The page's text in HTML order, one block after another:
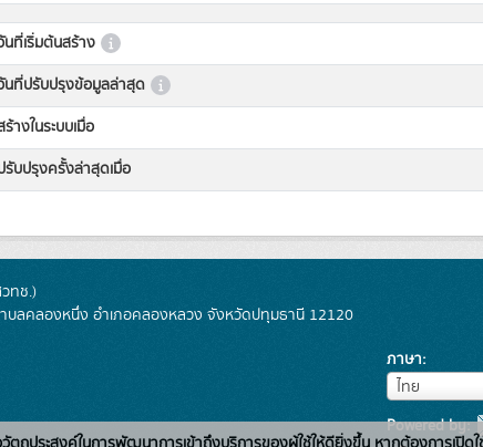
นที่เริ่มต้นสร้าง
นที่ปรับปรุงข้อมูลล่าสุด
ร้างในระบบเมื่อ
รับปรุงครั้งล่าสุดเมื่อ
ทช.)
บลคลองหนึ่ง อำเภอคลองหลวง จังหวัดปทุมธานี 12120
ภาษา
ไทย
ภาษา
Powered by: